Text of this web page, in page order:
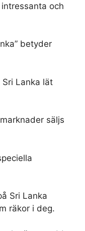
och
betyder
Lanka lät
säljs
Sri Lanka
räkor i deg.